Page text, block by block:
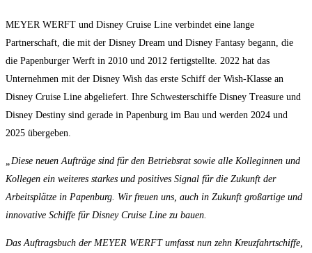
MEYER WERFT und Disney Cruise Line verbindet eine lange
Partnerschaft, die mit der Disney Dream und Disney Fantasy begann, die
die Papenburger Werft in 2010 und 2012 fertigstellte. 2022 hat das
Unternehmen mit der Disney Wish das erste Schiff der Wish-Klasse an
Disney Cruise Line abgeliefert. Ihre Schwesterschiffe Disney Treasure und
Disney Destiny sind gerade in Papenburg im Bau und werden 2024 und
2025 übergeben.
„Diese neuen Aufträge sind für den Betriebsrat sowie alle Kolleginnen und
Kollegen ein weiteres starkes und positives Signal für die Zukunft der
Arbeitsplätze in Papenburg. Wir freuen uns, auch in Zukunft großartige und
innovative Schiffe für Disney Cruise Line zu bauen.
Das Auftragsbuch der MEYER WERFT umfasst nun zehn Kreuzfahrtschiffe,